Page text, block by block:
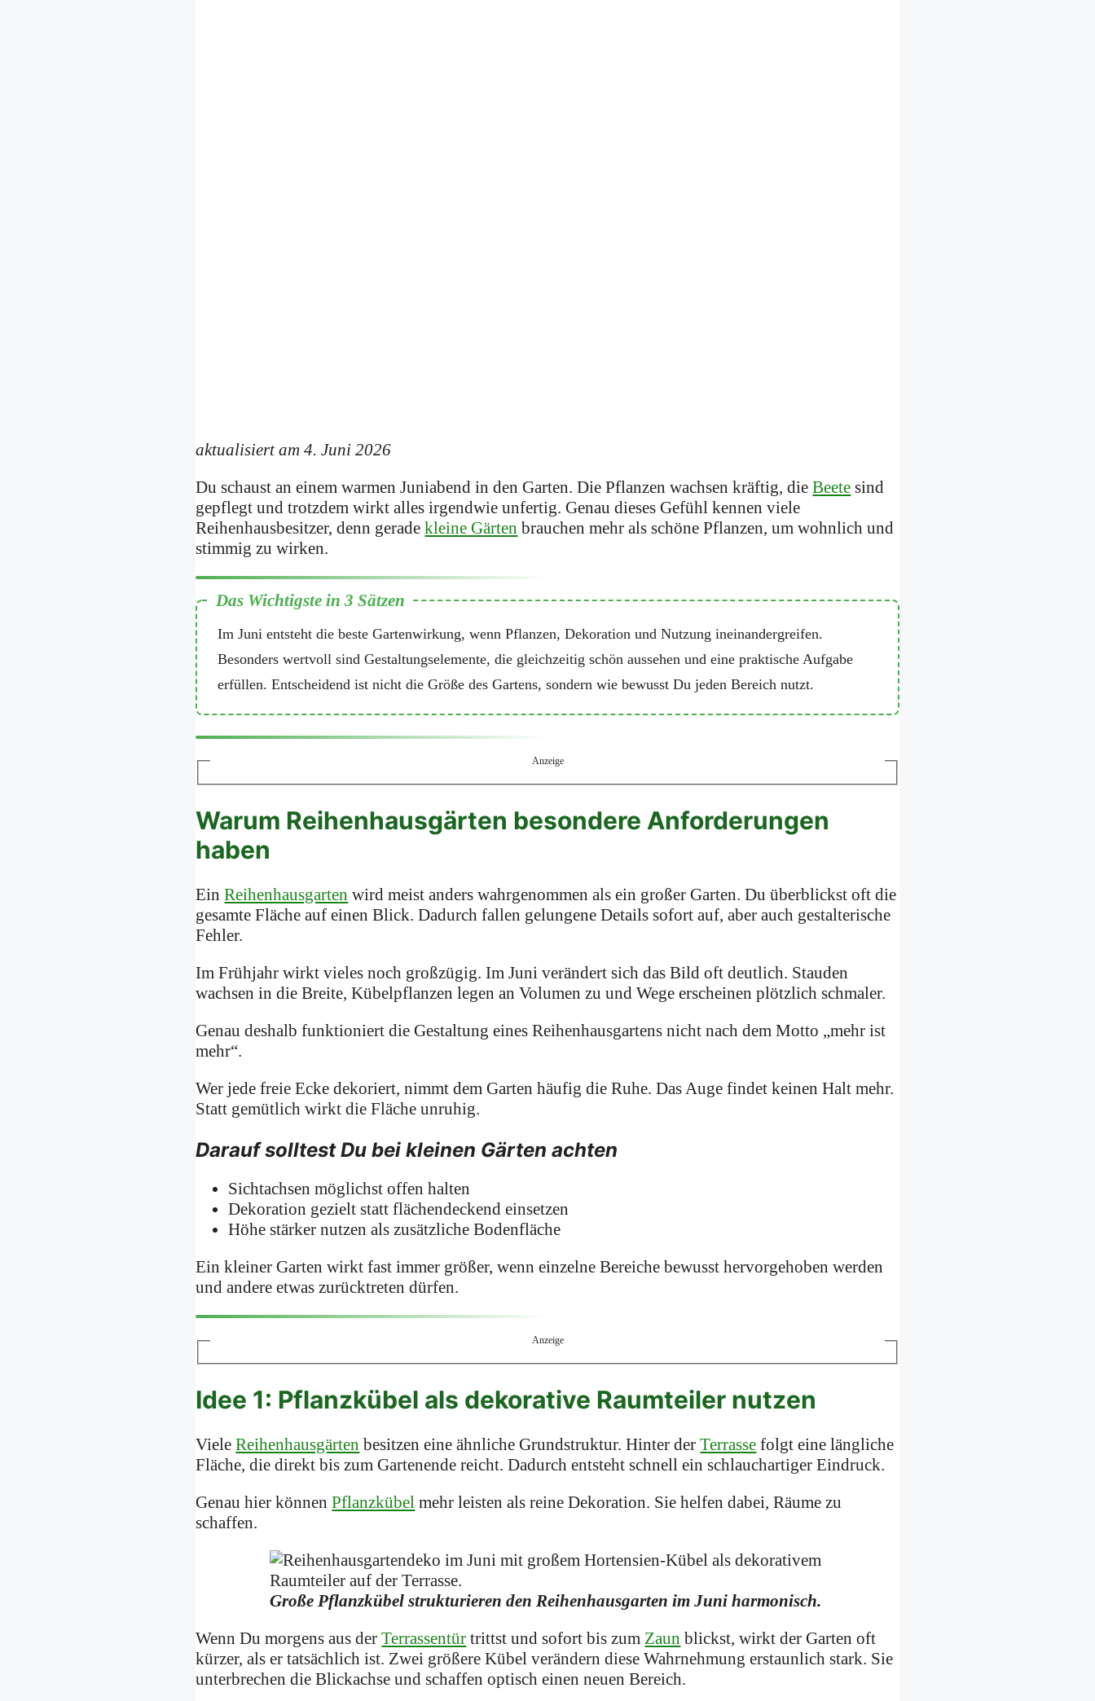
aktualisiert am 4. Juni 2026
Du schaust an einem warmen Juniabend in den Garten. Die Pflanzen wachsen kräftig, dieBeete sind
gepflegt und trotzdem wirkt alles irgendwie unfertig. Genau dieses Gefühl kennen viele
Reihenhausbesitzer, denn geradekleine Gärten brauchen mehr als schöne Pflanzen, um wohnlich und
stimmig zu wirken.
Im Juni entsteht die beste Gartenwirkung, wenn Pflanzen, Dekoration und Nutzung ineinandergreifen.
Besonders wertvoll sind Gestaltungselemente, die gleichzeitig schön aussehen und eine praktische Aufgabe
erfüllen. Entscheidend ist nicht die Größe des Gartens, sondern wie bewusst Du jeden Bereich nutzt.
Anzeige
Warum Reihenhausgärten besondere Anforderungen
haben
EinReihenhausgarten wird meist anders wahrgenommen als ein großer Garten. Du überblickst oft die
gesamte Fläche auf einen Blick. Dadurch fallen gelungene Details sofort auf, aber auch gestalterische
Fehler.
Im Frühjahr wirkt vieles noch großzügig. Im Juni verändert sich das Bild oft deutlich. Stauden
wachsen in die Breite, Kübelpflanzen legen an Volumen zu und Wege erscheinen plötzlich schmaler.
Genau deshalb funktioniert die Gestaltung eines Reihenhausgartens nicht nach dem Motto „mehr ist
mehr“.
Wer jede freie Ecke dekoriert, nimmt dem Garten häufig die Ruhe. Das Auge findet keinen Halt mehr.
Statt gemütlich wirkt die Fläche unruhig.
Darauf solltest Du bei kleinen Gärten achten
Sichtachsen möglichst offen halten
Dekoration gezielt statt flächendeckend einsetzen
Höhe stärker nutzen als zusätzliche Bodenfläche
Ein kleiner Garten wirkt fast immer größer, wenn einzelne Bereiche bewusst hervorgehoben werden
und andere etwas zurücktreten dürfen.
Anzeige
Idee 1: Pflanzkübel als dekorative Raumteiler nutzen
VieleReihenhausgärten besitzen eine ähnliche Grundstruktur. Hinter derTerrasse folgt eine längliche
Fläche, die direkt bis zum Gartenende reicht. Dadurch entsteht schnell ein schlauchartiger Eindruck.
Genau hier könnenPflanzkübel mehr leisten als reine Dekoration. Sie helfen dabei, Räume zu
schaffen.
Große Pflanzkübel strukturieren den Reihenhausgarten im Juni harmonisch.
Wenn Du morgens aus derTerrassentür trittst und sofort bis zum Zaun blickst, wirkt der Garten oft
kürzer, als er tatsächlich ist. Zwei größere Kübel verändern diese Wahrnehmung erstaunlich stark. Sie
unterbrechen die Blickachse und schaffen optisch einen neuen Bereich.